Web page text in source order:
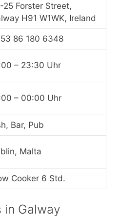
25 Forster Street,
H91 W1WK, Ireland
86 180 6348
– 23:30 Uhr
– 00:00 Uhr
Bar, Pub
Malta
Cooker 6 Std.
in Galway